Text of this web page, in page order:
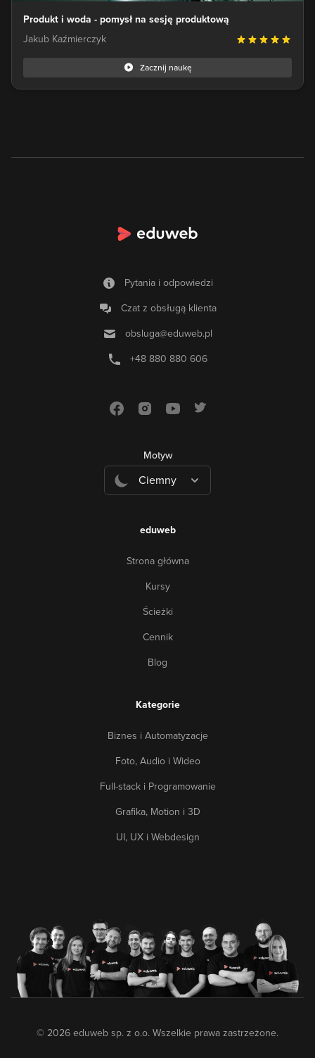
Produkt i woda - pomysł na sesję produktową
Jakub Kaźmierczyk
Zacznij naukę
Pytania i odpowiedzi
Czat z obsługą klienta
obsluga@eduweb.pl
+48 880 880 606
Motyw
Ciemny
eduweb
Strona główna
Kursy
Ścieżki
Cennik
Blog
Kategorie
Biznes i Automatyzacje
Foto, Audio i Wideo
Full-stack i Programowanie
Grafika, Motion i 3D
UI, UX i Webdesign
© 2026 eduweb sp. z o.o. Wszelkie prawa zastrzeżone.